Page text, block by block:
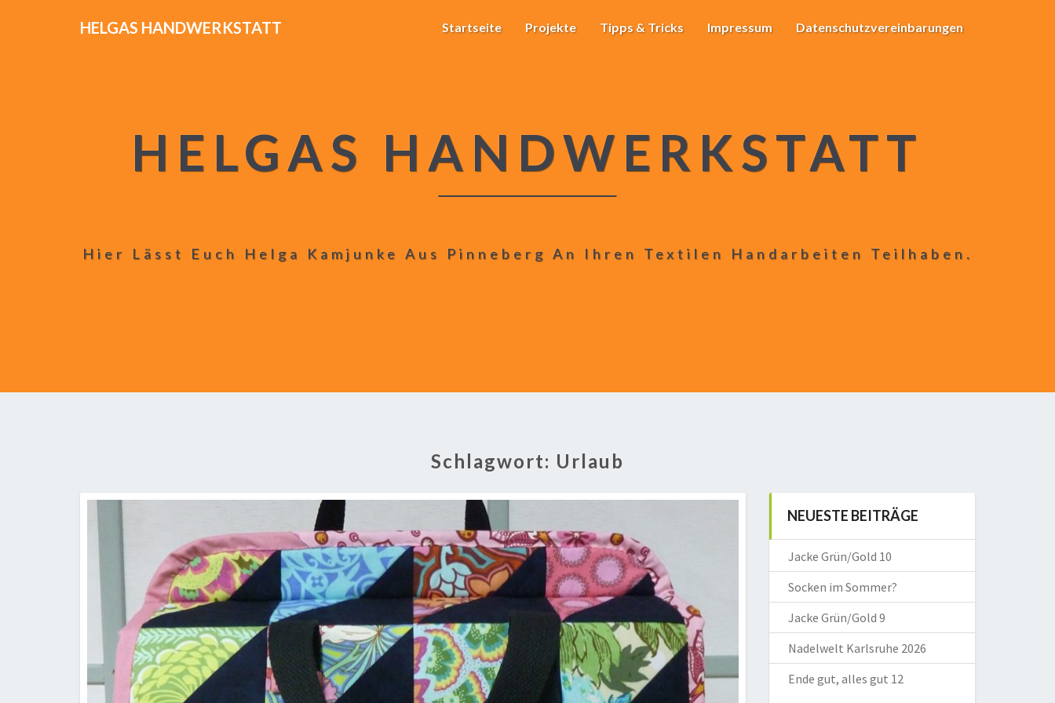
HELGAS HANDWERKSTATT Startseite Projekte Tipps & Tricks Impressum Datenschutzvereinbarungen
HELGAS HANDWERKSTATT
Hier Lässt Euch Helga Kamjunke Aus Pinneberg An Ihren Textilen Handarbeiten Teilhaben.
Schlagwort: Urlaub
NEUESTE BEITRÄGE
Jacke Grün/Gold 10
Socken im Sommer?
Jacke Grün/Gold 9
Nadelwelt Karlsruhe 2026
Ende gut, alles gut 12